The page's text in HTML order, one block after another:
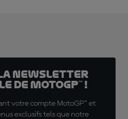
la Newsletter
MotoGP™ !
votre compte MotoGP™ et
exclusifs tels que notre